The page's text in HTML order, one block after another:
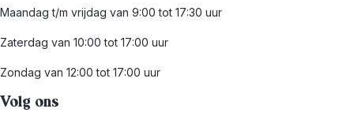
Maandag t/m vrijdag van 9:00 tot 17:30 uur
Zaterdag van 10:00 tot 17:00 uur
Zondag van 12:00 tot 17:00 uur
Volg ons